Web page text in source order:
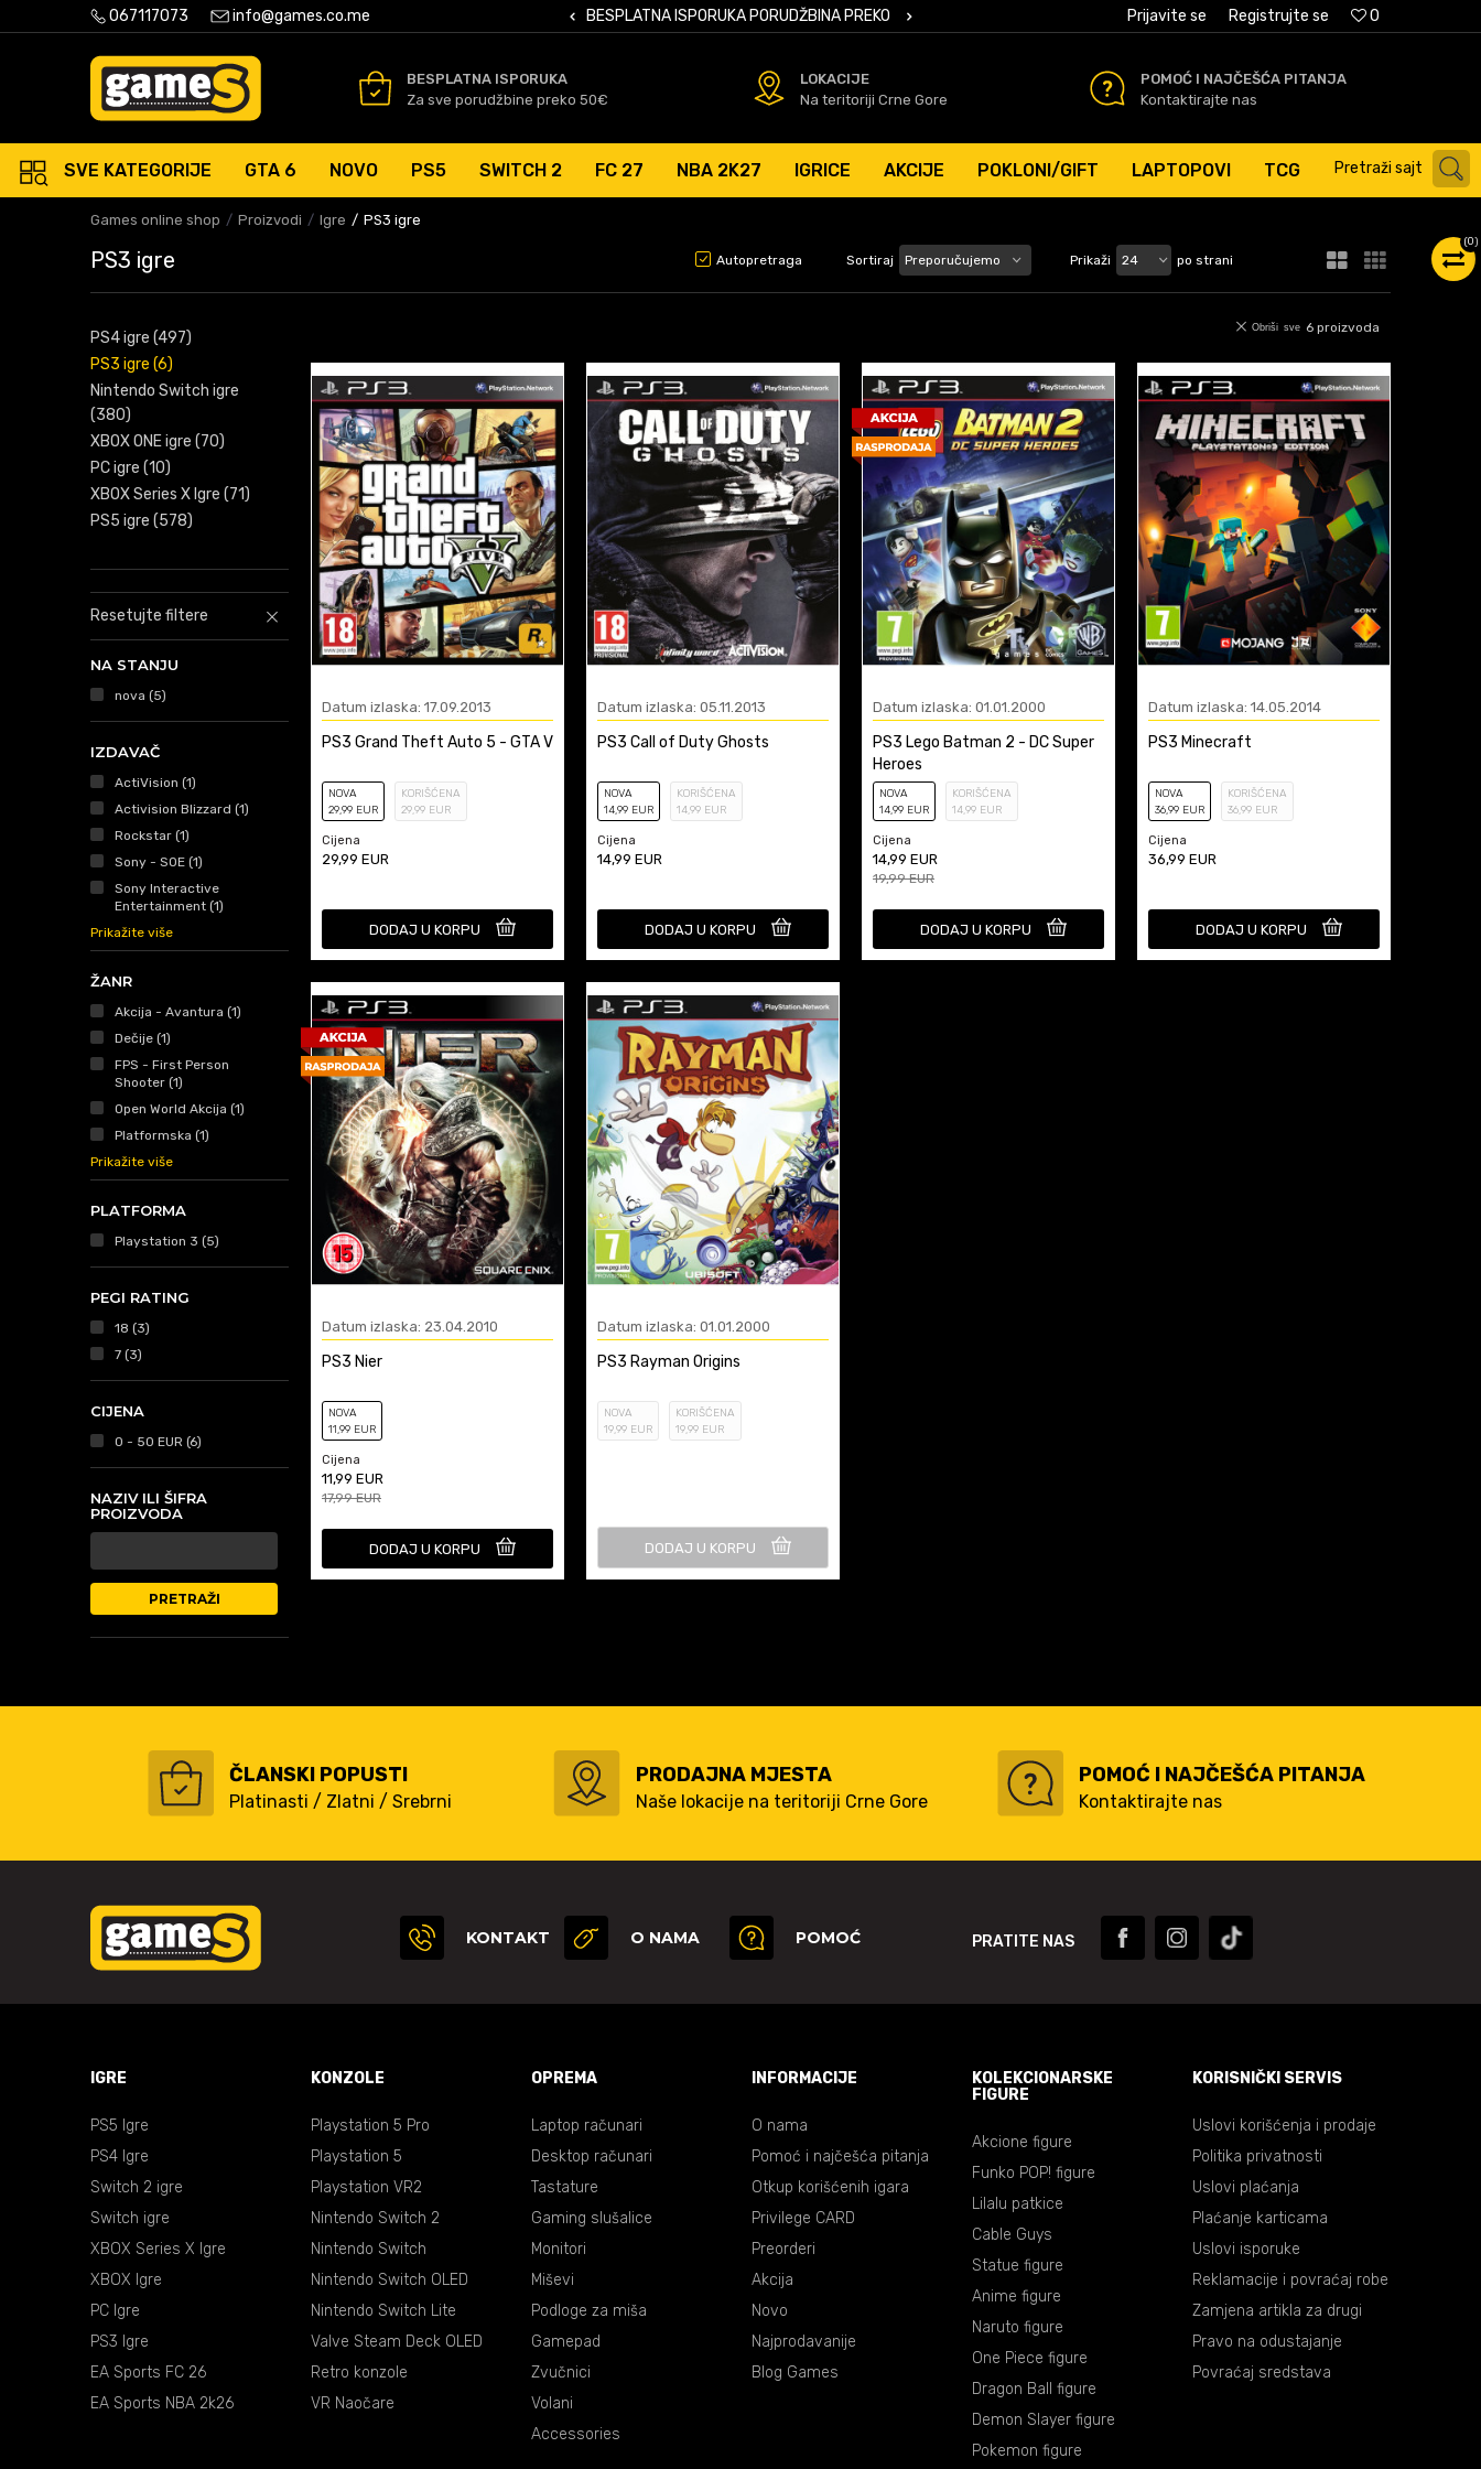
067117073 info@games.co.me
ISPORUKA PORUDŽBINA PREKO 50 EURSIGURNO PLAĆANJE PLATNIM KARTICAMA BESPLATNA ISPORUKA PORUDŽBINA PREKO 50 EURSIGURNO PLAĆANJE PLATNIM KARTICAMA 0
Prijavite se Registrujte se
BESPLATNA ISPORUKA
Za sve porudžbine preko 50€
LOKACIJE
Na teritoriji Crne Gore
POMOĆ I NAJČEŠĆA PITANJA
Kontaktirajte nas
SVE KATEGORIJE GTA 6 NOVO PS5 SWITCH 2 FC 27 NBA 2K27 IGRICE AKCIJE POKLONI/GIFT LAPTOPOVI TCG Pretraži sajt
(0)
Games online shop Proizvodi Igre PS3 igre
PS3 igre Autopretraga Sortiraj Prikaži po strani
PS4 igre (497)
PS3 igre (6)
Nintendo Switch igre
(380)
XBOX ONE igre (70)
PC igre (10)
XBOX Series X Igre (71)
PS5 igre (578)
Resetujte filtere
NA STANJU
nova (5)
IZDAVAČ
ActiVision (1)
Activision Blizzard (1)
Rockstar (1)
Sony - SOE (1)
Sony Interactive
Entertainment (1)
Prikažite više
ŽANR
Akcija - Avantura (1)
Dečije (1)
FPS - First Person
Shooter (1)
Open World Akcija (1)
Platformska (1)
Prikažite više
PLATFORMA
Playstation 3 (5)
PEGI RATING
18 (3)
7 (3)
CIJENA
0 - 50 EUR (6)
NAZIV ILI ŠIFRA
PROIZVODA
PRETRAŽI
6 proizvoda
Obriši sve
Datum izlaska: 17.09.2013
PS3 Grand Theft Auto 5 - GTA V
NOVA
29,99 EUR
KORIŠĆENA
29,99 EUR
Cijena
29,99 EUR
DODAJ U KORPU
Datum izlaska: 05.11.2013
PS3 Call of Duty Ghosts
NOVA
14,99 EUR
KORIŠĆENA
14,99 EUR
Cijena
14,99 EUR
DODAJ U KORPU
Datum izlaska: 01.01.2000
PS3 Lego Batman 2 - DC Super
Heroes
NOVA
14,99 EUR
KORIŠĆENA
14,99 EUR
Cijena
14,99 EUR
19,99EUR
DODAJ U KORPU
Datum izlaska: 14.05.2014
PS3 Minecraft
NOVA
36,99 EUR
KORIŠĆENA
36,99 EUR
Cijena
36,99 EUR
DODAJ U KORPU
Datum izlaska: 23.04.2010
PS3 Nier
NOVA
11,99 EUR
Cijena
11,99 EUR
17,99EUR
DODAJ U KORPU
Datum izlaska: 01.01.2000
PS3 Rayman Origins
NOVA
19,99 EUR
KORIŠĆENA
19,99 EUR
DODAJ U KORPU
ČLANSKI POPUSTI
Platinasti / Zlatni / Srebrni
PRODAJNA MJESTA
Naše lokacije na teritoriji Crne Gore
POMOĆ I NAJČEŠĆA PITANJA
Kontaktirajte nas
KONTAKT O NAMA POMOĆ PRATITE NAS
IGRE
PS5 Igre
PS4 Igre
Switch 2 igre
Switch igre
XBOX Series X Igre
XBOX Igre
PC Igre
PS3 Igre
EA Sports FC 26
EA Sports NBA 2k26
KONZOLE
Playstation 5 Pro
Playstation 5
Playstation VR2
Nintendo Switch 2
Nintendo Switch
Nintendo Switch OLED
Nintendo Switch Lite
Valve Steam Deck OLED
Retro konzole
VR Naočare
OPREMA
Laptop računari
Desktop računari
Tastature
Gaming slušalice
Monitori
Miševi
Podloge za miša
Gamepad
Zvučnici
Volani
Accessories
INFORMACIJE
O nama
Pomoć i najčešća pitanja
Otkup korišćenih igara
Privilege CARD
Preorderi
Akcija
Novo
Najprodavanije
Blog Games
KOLEKCIONARSKE
FIGURE
Akcione figure
Funko POP! figure
Lilalu patkice
Cable Guys
Statue figure
Anime figure
Naruto figure
One Piece figure
Dragon Ball figure
Demon Slayer figure
Pokemon figure
KORISNIČKI SERVIS
Uslovi korišćenja i prodaje
Politika privatnosti
Uslovi plaćanja
Plaćanje karticama
Uslovi isporuke
Reklamacije i povraćaj robe
Zamjena artikla za drugi
Pravo na odustajanje
Povraćaj sredstava